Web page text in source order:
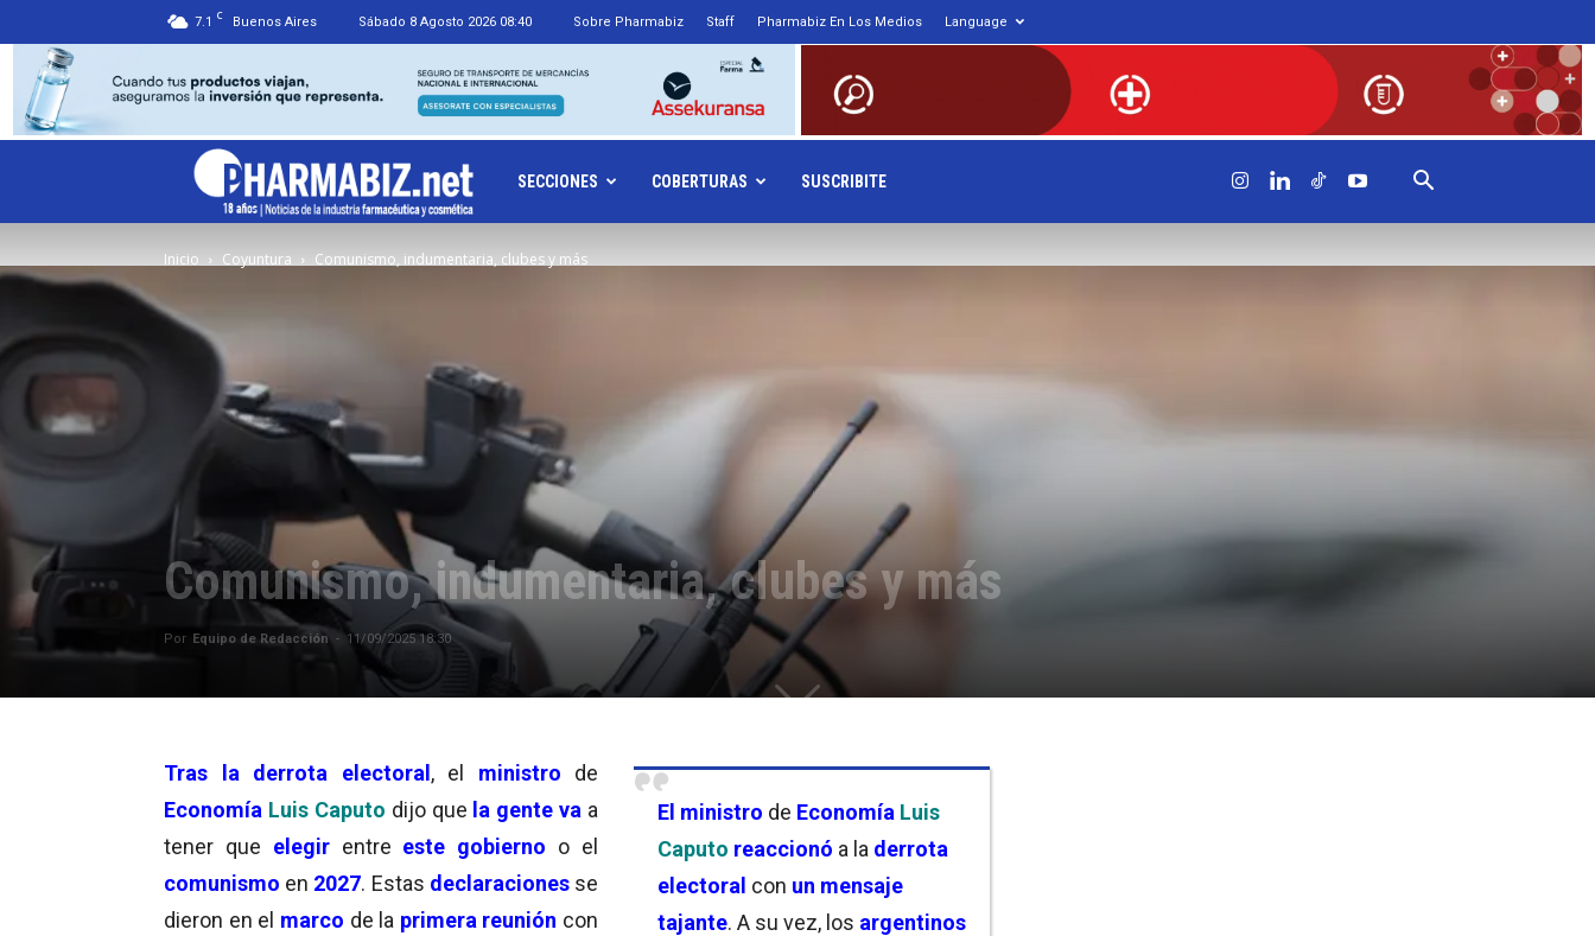
7.1 C Buenos Aires Sábado 8 Agosto 2026 08:40 Sobre Pharmabiz Staff Pharmabiz En Los Medios Language
Pharmabiz.NET
SECCIONES COBERTURAS SUSCRIBITE
Inicio Coyuntura Comunismo, indumentaria, clubes y más
Comunismo, indumentaria, clubes y más
Por Equipo de Redacción - 11/09/2025 18:30
El ministro de Economía Luis
Caputo reaccionó a la derrota
electoral con un mensaje
tajante. A su vez, los argentinos
Tras la derrota electoral, el ministro
de
Economía Luis Caputo dijo que la gente va a
tener que elegir entre este gobierno o el
comunismo en 2027. Estas declaraciones se
dieron en el marco de la primera reunión con